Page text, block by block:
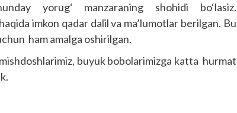
yorug‘ manzaraning shohidi bo‘lasiz.
imkon qadar dalil va ma’lumotlar berilgan. Bu
ham amalga oshirilgan.
buyuk bobolarimizga katta hurmat